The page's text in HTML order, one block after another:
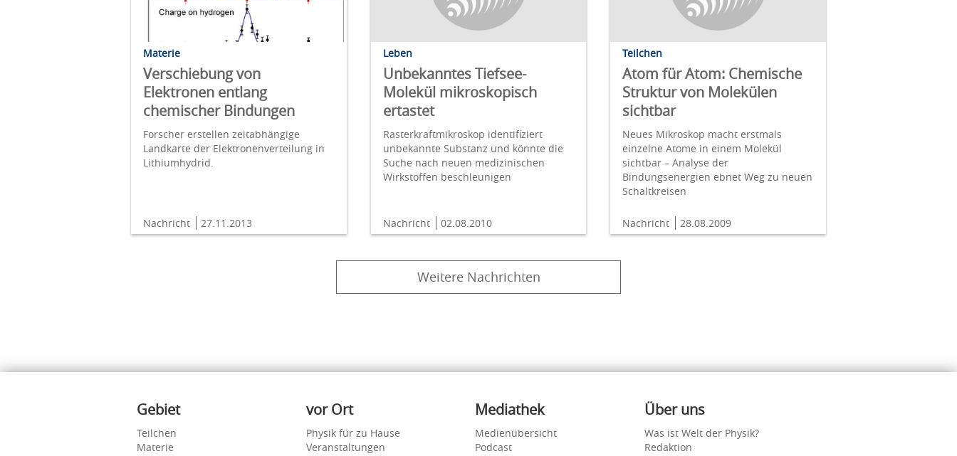
Materie
Verschiebung von
Elektronen entlang
chemischer Bindungen
Forscher erstellen zeitabhängige
Landkarte der Elektronenverteilung in
Lithiumhydrid.
Nachricht 27.11.2013
Leben
Unbekanntes Tiefsee-
Molekül mikroskopisch
ertastet
Rasterkraftmikroskop identifiziert
unbekannte Substanz und könnte die
Suche nach neuen medizinischen
Wirkstoffen beschleunigen
Nachricht 02.08.2010
Teilchen
Atom für Atom: Chemische
Struktur von Molekülen
sichtbar
Neues Mikroskop macht erstmals
einzelne Atome in einem Molekül
sichtbar – Analyse der
Bindungsenergien ebnet Weg zu neuen
Schaltkreisen
Nachricht 28.08.2009
Weitere Nachrichten
Inhalte
Gebiet
Teilchen
Materie
vor Ort
Physik für zu Hause
Veranstaltungen
Mediathek
Medienübersicht
Podcast
Über uns
Was ist Welt der Physik?
Redaktion